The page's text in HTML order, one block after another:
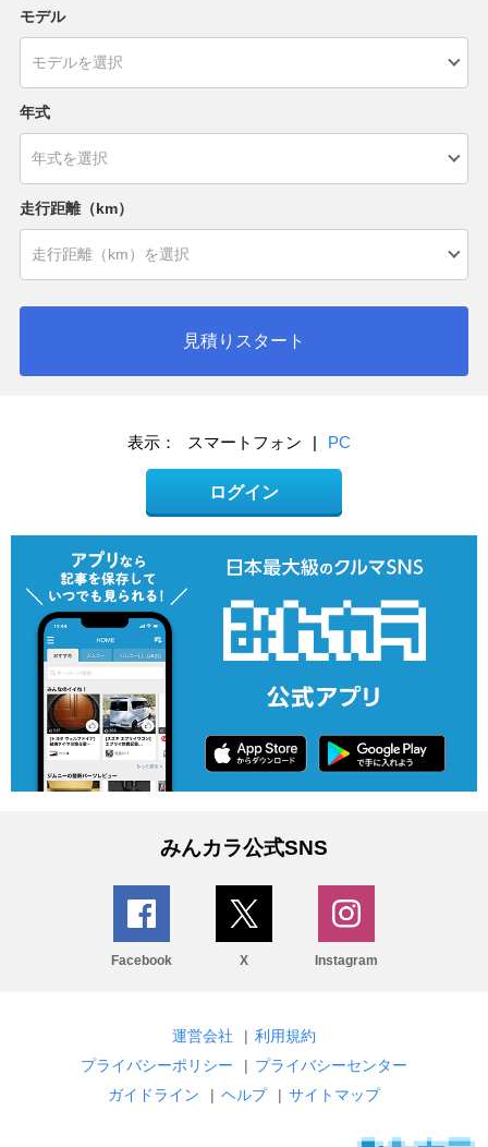
モデル
年式
走行距離（km）
見積りスタート
表示： スマートフォン | PC
ログイン
みんカラ公式SNS
Facebook X Instagram
運営会社 | 利用規約
プライバシーポリシー
| プライバシーセンター
ガイドライン
| ヘルプ | サイトマップ